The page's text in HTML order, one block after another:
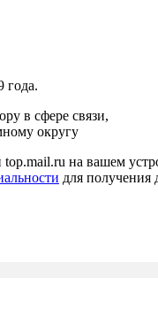
года.
в сфере связи,
округу
на вашем
для получения